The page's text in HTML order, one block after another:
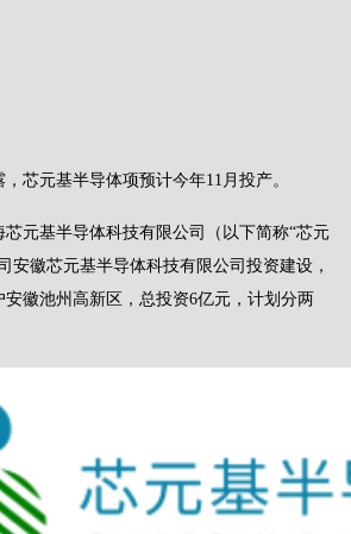
芯元基半导体项预计今年11月投产。
元基半导体科技有限公司（以下简称“芯元
安徽芯元基半导体科技有限公司投资建设，
安徽池州高新区，总投资6亿元，计划分两